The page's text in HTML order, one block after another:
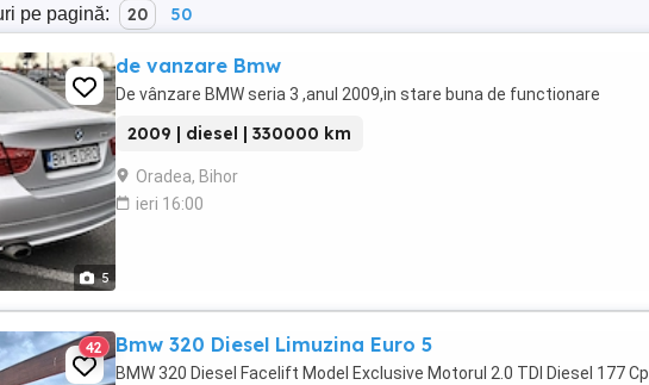
pe pagină: 20 50
5
de vanzare Bmw
De vânzare BMW seria 3 ,anul 2009,in stare buna de functionare
2009 | diesel | 330000 km
Oradea, Bihor
ieri 16:00
42 Bmw 320 Diesel Limuzina Euro 5
BMW 320 Diesel Facelift Model Exclusive Motorul 2.0 TDI Diesel 177 Cp